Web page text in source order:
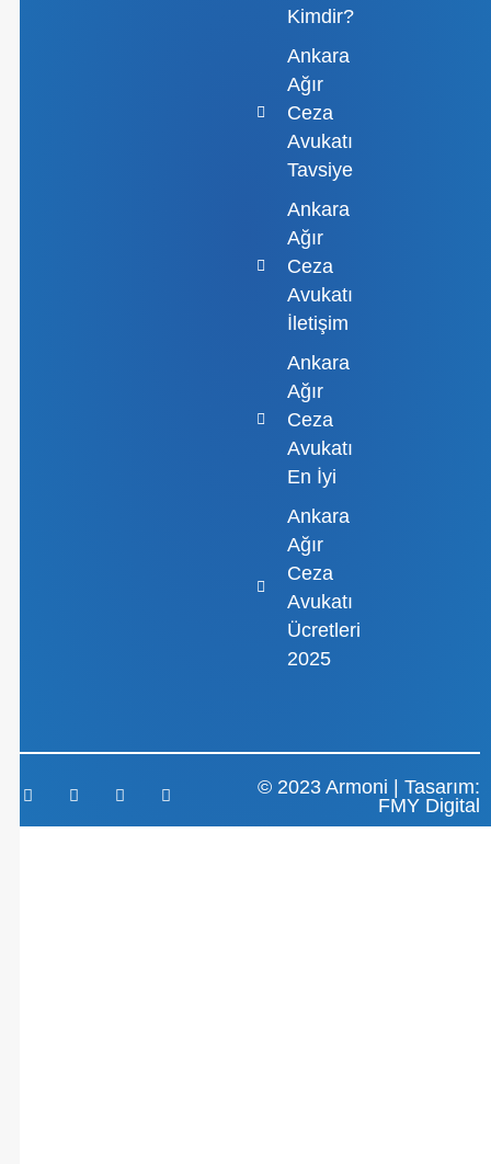
Kimdir?
Ankara
Ağır
Ceza
Avukatı
Tavsiye
Ankara
Ağır
Ceza
Avukatı
İletişim
Ankara
Ağır
Ceza
Avukatı
En İyi
Ankara
Ağır
Ceza
Avukatı
Ücretleri
2025
© 2023 Armoni | Tasarım:
FMY Digital